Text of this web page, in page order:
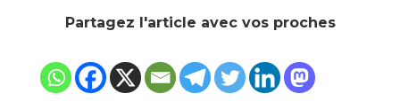
Partagez l'article avec vos proches